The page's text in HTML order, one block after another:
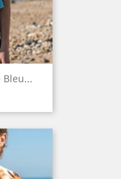
Bleu...